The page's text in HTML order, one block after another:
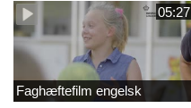
05:27
Faghæftefilm engelsk